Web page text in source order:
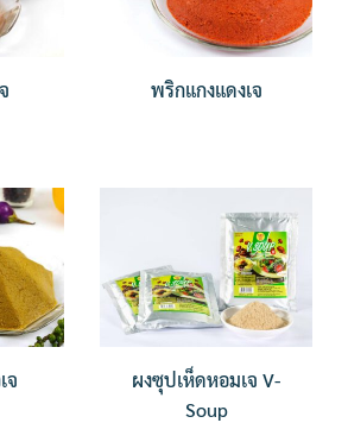
พริกแกงแดงเจ
จ
ผงซุปเห็ดหอมเจ V-
Soup